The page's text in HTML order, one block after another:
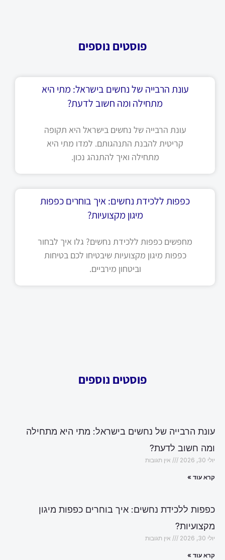
פוסטים נוספים
עונת הרבייה של נחשים בישראל: מתי היא
מתחילה ומה חשוב לדעת?
עונת הרבייה של נחשים בישראל היא תקופה
קריטית להבנת התנהגותם. למדו מתי היא
מתחילה ואיך להתנהג נכון.
כפפות ללכידת נחשים: איך בוחרים כפפות
מיגון מקצועיות?
מחפשים כפפות ללכידת נחשים? גלו איך לבחור
כפפות מיגון מקצועיות שיבטיחו לכם בטיחות
וביטחון מירביים.
פוסטים נוספים
עונת הרבייה של נחשים בישראל: מתי היא מתחילה
ומה חשוב לדעת?
יולי 30, 2026 אין תגובות
קרא עוד »
כפפות ללכידת נחשים: איך בוחרים כפפות מיגון
מקצועיות?
יולי 30, 2026 אין תגובות
קרא עוד »